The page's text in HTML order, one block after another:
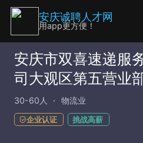
安庆市双喜速递服
司大观区第五营业
30-60人 物流业
企业认证 挑战高薪
安庆诚聘人才网
用app更方便！